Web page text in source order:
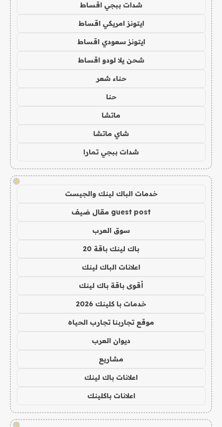
شدات ببجي اقساط
ايتونز امريكي اقساط
ايتونز سعودي اقساط
شحن يلا لودو اقساط
حناء شعر
حنا
ماتشا
شاي ماتشا
شدات ببجي تمارا
!
خدمات الباك لينك والجيست
guest post مقال ضيف
سوق العرب
باك لينك باقة 20
اعلانات الباك لينك
أقوى باقة باك لينك
خدمات با كلينك 2026
موقع تجاربنا تجارب الحياه
ديوان العرب
مشاريع
اعلانات باك لينك
اعلانات باكلينك
!